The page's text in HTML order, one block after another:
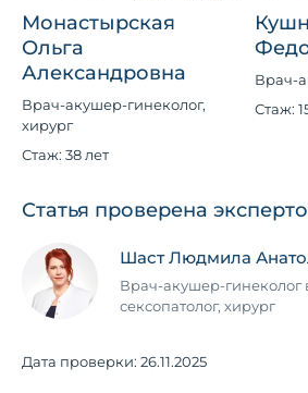
Монастырская
Ольга
Александровна
Врач-акушер-гинеколог,
хирург
Стаж: 38 лет
Врач-
Стаж:
Статья проверена
Шаст Людмила
Врач-акушер-гинеколог
сексопатолог, хирург
Дата проверки: 26.11.2025